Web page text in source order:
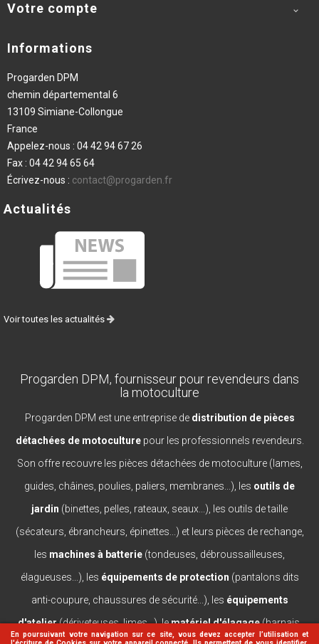
En poursuivant votre navigation sur ce site, vous devez accepter l’utilisation et
Votre compte 
Informations
Progarden DPM
chemin départemental 6
13109 Simiane-Collongue
France
Appelez-nous : 04 42 94 67 26
Fax : 04 42 94 65 64
Écrivez-nous : contact@progarden.fr
Actualités
Voir toutes les actualités
Progarden DPM, fournisseur pour revendeurs dans
la motoculture
Progarden DPM est une entreprise de distribution de pièces
détachées de motoculturepour les professionnels revendeurs.
Son offre recouvre les pièces détachées de motoculture (lames,
guides, châines, poulies, paliers, membranes...), les outils de
jardin (binettes, pelles, rateaux, seaux...), les outils de taille
(sécateurs, ébrancheurs, épinettes...) et leurs pièces de rechange,
les machines à batterie (tondeuses, débroussailleuses,
élagueuses...), les équipements de protection (pantalons dits
anti-coupure, chaussures de sécurité...), les équipements
d'atelier(dériveteuses, limes...), lematériel d'élagage(harnais,